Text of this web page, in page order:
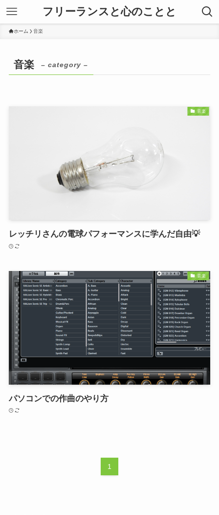
フリーランスと心のことと
ホーム 音楽
音楽 – category –
音楽
レッチリさんの電球パフォーマンスに学んだ自由💡
音楽
パソコンでの作曲のやり方
1